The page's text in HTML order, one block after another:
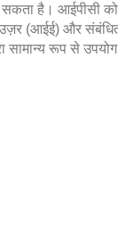
सकता है।
(आईई) और
रूप से